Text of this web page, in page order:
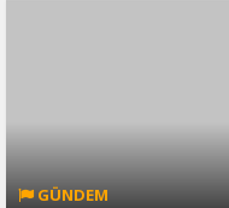
GÜNDEM